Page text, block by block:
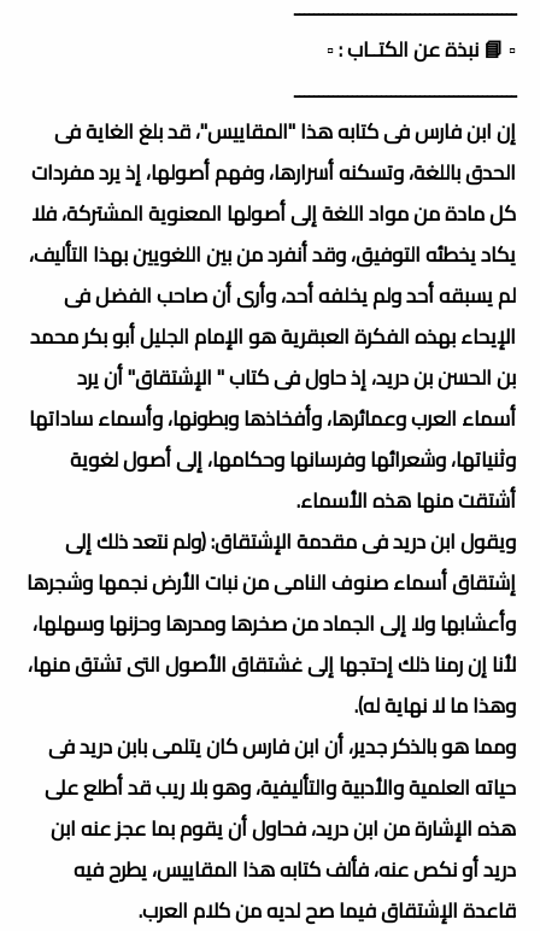
ــــــــــــــــــــــــــــــــــــــــــــــ
▫️ 📘 نبذة عن الكتــاب : ▫️
ــــــــــــــــــــــــــــــــــــــــــــــ
إن ابن فارس فى كتابه هذا "المقاييس"، قد بلغ الغاية فى
الحدق باللغة، وتسكنه أسرارها، وفهم أصولها، إذ يرد مفردات
كل مادة من مواد اللغة إلى أصولها المعنوية المشتركة، فلا
يكاد يخطئه التوفيق، وقد أنفرد من بين اللغويين بهذا التأليف،
لم يسبقه أحد ولم يخلفه أحد، وأرى أن صاحب الفضل فى
الإيحاء بهذه الفكرة العبقرية هو الإمام الجليل أبو بكر محمد
بن الحسن بن دريد، إذ حاول فى كتاب " الإشتقاق" أن يرد
أسماء العرب وعمائرها، وأفخاذها وبطونها، وأسماء ساداتها
وثنياتها، وشعرائها وفرسانها وحكامها، إلى أصول لغوية
أشتقت منها هذه الأسماء.
ويقول ابن دريد فى مقدمة الإشتقاق: (ولم نتعد ذلك إلى
إشتقاق أسماء صنوف النامى من نبات الأرض نجمها وشجرها
وأعشابها ولا إلى الجماد من صخرها ومدرها وحزنها وسهلها،
لأنا إن رمنا ذلك إحتجها إلى غشتقاق الأصول التى تشتق منها،
وهذا ما لا نهاية له).
ومما هو بالذكر جدير، أن ابن فارس كان يتلمى بابن دريد فى
حياته العلمية والأدبية والتأليفية، وهو بلا ريب قد أطلع على
هذه الإشارة من ابن دريد، فحاول أن يقوم بما عجز عنه ابن
دريد أو نكص عنه، فألف كتابه هذا المقاييس، يطرح فيه
قاعدة الإشتقاق فيما صح لديه من كلام العرب.